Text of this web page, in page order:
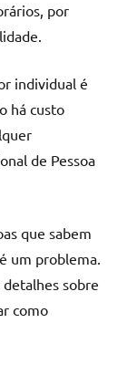
por
individual é
há custo
de Pessoa
que sabem
um problema.
sobre
como